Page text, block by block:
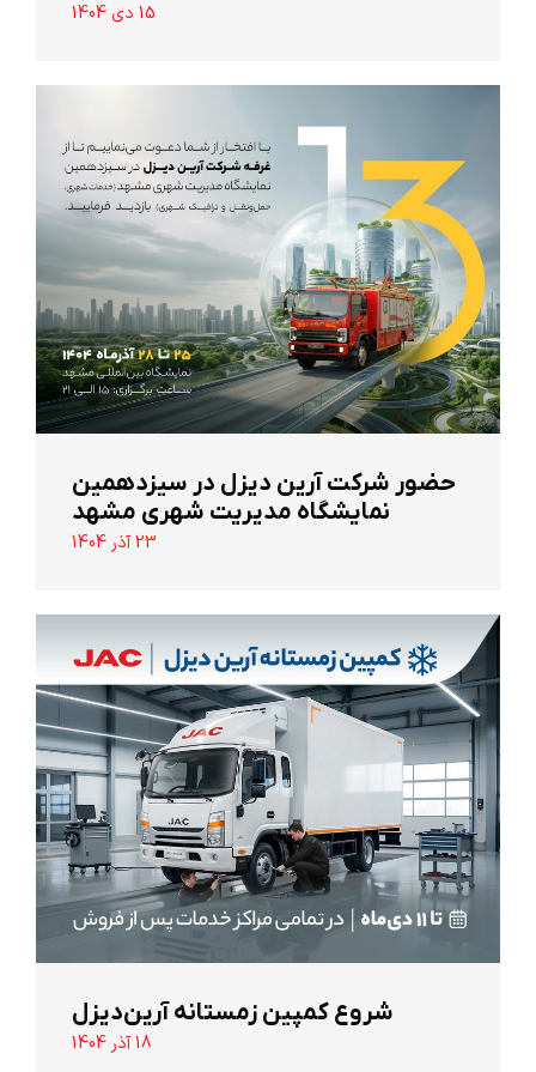
15 دی 1404
حضور شرکت آرین ‌دیزل در سیزدهمین
نمایشگاه مدیریت شهری مشهد
23 آذر 1404
شروع کمپین زمستانه آرین‌دیزل
18 آذر 1404